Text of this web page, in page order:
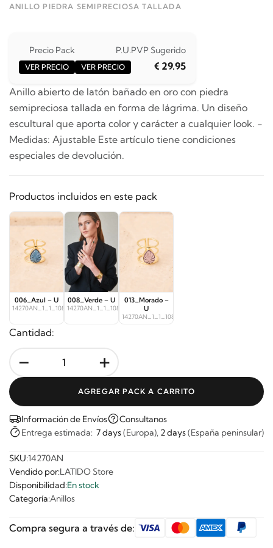
ANILLO PIEDRA SEMIPRECIOSA TALLADA
Precio Pack
VER PRECIO
P.U.
VER PRECIO
PVP Sugerido
€ 29.95
Anillo abierto de latón bañado en oro con piedra
semipreciosa tallada en forma de lágrima. Un diseño
escultural que aporta color y carácter a cualquier look. -
Medidas: Ajustable Este artículo tiene condiciones
especiales de devolución.
Productos incluidos en este pack
006_Azul – U
14270AN_1_1_10878
008_Verde – U
14270AN_1_1_10879
013_Morado –
U
14270AN_1_1_10880
Cantidad:
- +
AGREGAR PACK A CARRITO
Información de Envíos
Consultanos
Entrega estimada: 7 days(Europa), 2 days(España peninsular)
SKU:14270AN
Vendido por:LATIDO Store
Disponibilidad:En stock
Categoría:Anillos
Compra segura a través de: